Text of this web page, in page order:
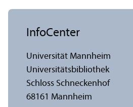
InfoCenter
Universität Mannheim
Universitäts­bibliothek
Schloss Schneckenhof
68161 Mannheim